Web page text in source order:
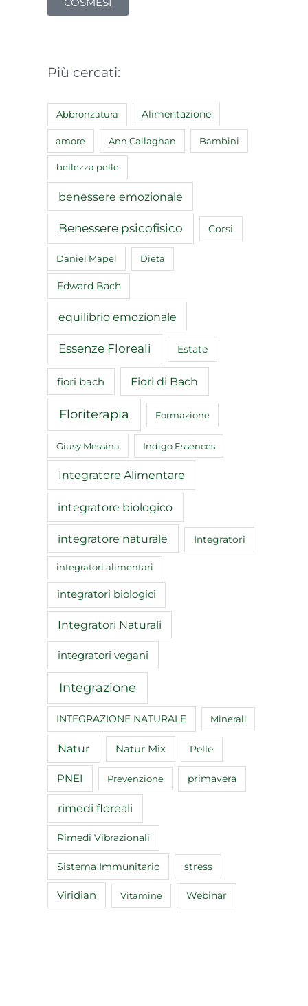
Più cercati:
Abbronzatura Alimentazione
amore Ann Callaghan Bambini
bellezza pelle
benessere emozionale
Benessere psicofisico Corsi
Daniel Mapel Dieta
Edward Bach
equilibrio emozionale
Essenze Floreali Estate
fiori bach Fiori di Bach
Floriterapia Formazione
Giusy Messina Indigo Essences
Integratore Alimentare
integratore biologico
integratore naturale Integratori
integratori alimentari
integratori biologici
Integratori Naturali
integratori vegani
Integrazione
INTEGRAZIONE NATURALE Minerali
Natur Natur Mix Pelle
PNEI Prevenzione primavera
rimedi floreali
Rimedi Vibrazionali
Sistema Immunitario stress
Viridian Vitamine Webinar